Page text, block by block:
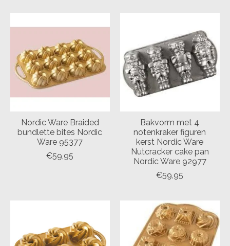
Nordic Ware Braided
bundlette bites Nordic
Ware 95377
€59,95
Bakvorm met 4
notenkraker figuren
kerst Nordic Ware
Nutcracker cake pan
Nordic Ware 92977
€59,95